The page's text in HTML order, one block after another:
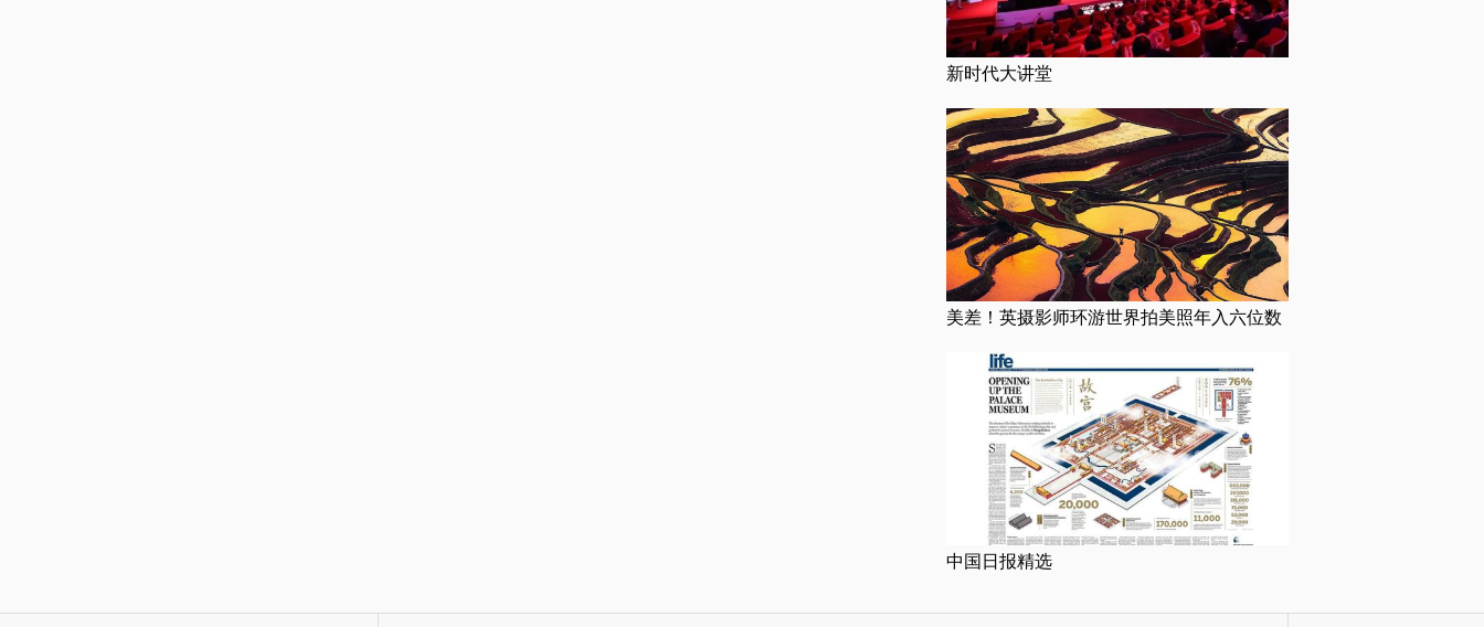
新时代大讲堂
美差！英摄影师环游世界拍美照年入六位数
中国日报精选